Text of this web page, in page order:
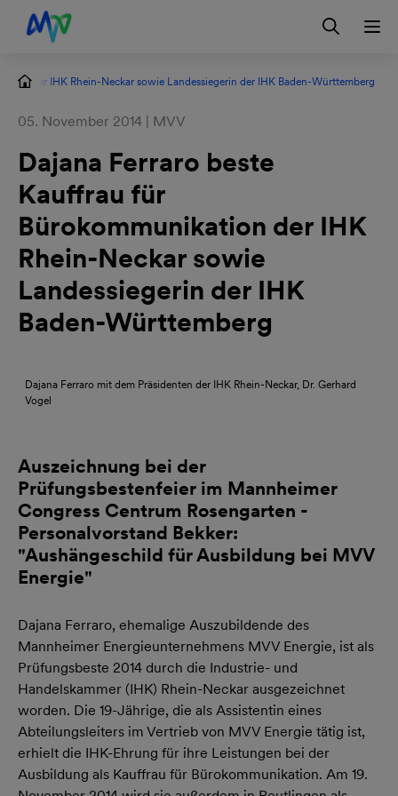
Zur Hauptnavigation springen
Zum Hauptinhalt springen
Zur Footernavigation springen
Kontakt EN Login
der IHK Rhein-Neckar sowie Landessiegerin der IHK Baden-Württemberg
05. November 2014 | MVV
Dajana Ferraro beste
Kauffrau für
Bürokommunikation der IHK
Rhein-Neckar sowie
Landessiegerin der IHK
Baden-Württemberg
Dajana Ferraro mit dem Präsidenten der IHK Rhein-Neckar, Dr. Gerhard
Vogel
Auszeichnung bei der
Prüfungsbestenfeier im Mannheimer
Congress Centrum Rosengarten -
Personalvorstand Bekker:
"Aushängeschild für Ausbildung bei MVV
Energie"
Dajana Ferraro, ehemalige Auszubildende des
Mannheimer Energieunternehmens MVV Energie, ist als
Prüfungsbeste 2014 durch die Industrie- und
Handelskammer (IHK) Rhein-Neckar ausgezeichnet
worden. Die 19-Jährige, die als Assistentin eines
Abteilungsleiters im Vertrieb von MVV Energie tätig ist,
erhielt die IHK-Ehrung für ihre Leistungen bei der
Ausbildung als Kauffrau für Bürokommunikation. Am 19.